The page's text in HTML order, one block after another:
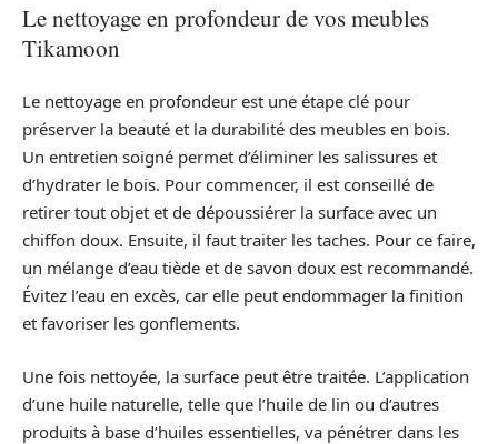
Le nettoyage en profondeur de vos meubles
Tikamoon
Le nettoyage en profondeur est une étape clé pour
préserver la beauté et la durabilité des meubles en bois.
Un entretien soigné permet d’éliminer les salissures et
d’hydrater le bois. Pour commencer, il est conseillé de
retirer tout objet et de dépoussiérer la surface avec un
chiffon doux. Ensuite, il faut traiter les taches. Pour ce faire,
un mélange d’eau tiède et de savon doux est recommandé.
Évitez l’eau en excès, car elle peut endommager la finition
et favoriser les gonflements.
Une fois nettoyée, la surface peut être traitée. L’application
d’une huile naturelle, telle que l’huile de lin ou d’autres
produits à base d’huiles essentielles, va pénétrer dans les